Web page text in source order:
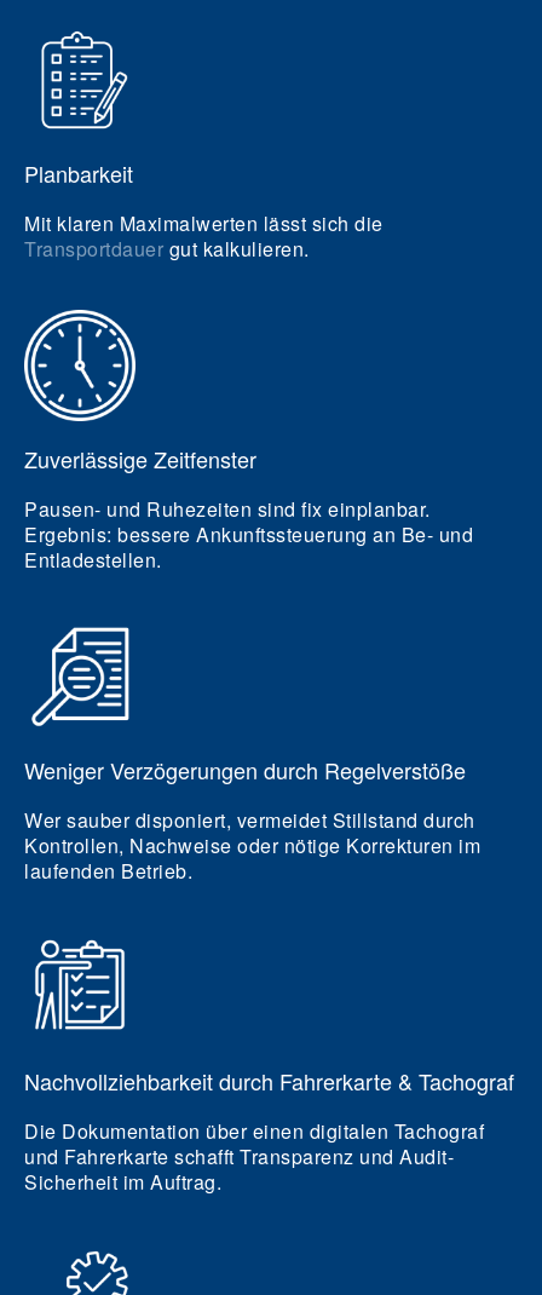
Planbarkeit
Mit klaren Maximalwerten lässt sich die
Transportdauer gut kalkulieren.
Zuverlässige Zeitfenster
Pausen- und Ruhezeiten sind fix einplanbar.
Ergebnis: bessere Ankunftssteuerung an Be- und
Entladestellen.
Weniger Verzögerungen durch Regelverstöße
Wer sauber disponiert, vermeidet Stillstand durch
Kontrollen, Nachweise oder nötige Korrekturen im
laufenden Betrieb.
Nachvollziehbarkeit durch Fahrerkarte & Tachograf
Die Dokumentation über einen digitalen Tachograf
und Fahrerkarte schafft Transparenz und Audit-
Sicherheit im Auftrag.